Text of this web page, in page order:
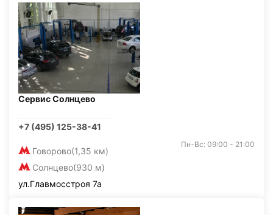
Сервис Солнцево
+7 (495) 125-38-41
Говорово(1,35 км)
Солнцево(930 м)
Пн-Вс: 09:00 - 21:00
ул.Главмосстроя 7а